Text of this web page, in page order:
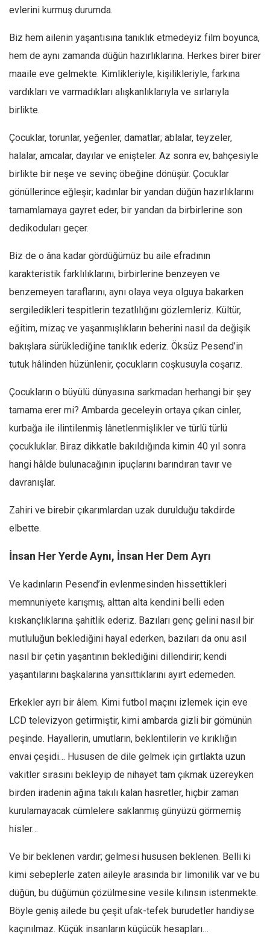
Tüm Sayılar
Kategoriler
Kültür Sanat
Kitap
Ekonomi
Spor
Manzara
Sağlık
Gıda-Beslenme
Türkiye
Siyaset
Dünya
Avrupa
Afrika
Amerika
Tarih
Dosyalar
evlerini kurmuş durumda.
Biz hem ailenin yaşantısına tanıklık etmedeyiz film boyunca,
hem de aynı zamanda düğün hazırlıklarına. Herkes birer birer
maaile eve gelmekte. Kimlikleriyle, kişilikleriyle, farkına
vardıkları ve varmadıkları alışkanlıklarıyla ve sırlarıyla
birlikte.
Çocuklar, torunlar, yeğenler, damatlar; ablalar, teyzeler,
halalar, amcalar, dayılar ve enişteler. Az sonra ev, bahçesiyle
birlikte bir neşe ve sevinç öbeğine dönüşür. Çocuklar
gönüllerince eğleşir; kadınlar bir yandan düğün hazırlıklarını
tamamlamaya gayret eder, bir yandan da birbirlerine son
dedikoduları geçer.
Biz de o âna kadar gördüğümüz bu aile efradının
karakteristik farklılıklarını, birbirlerine benzeyen ve
benzemeyen taraflarını, aynı olaya veya olguya bakarken
sergiledikleri tespitlerin tezatlılığını gözlemleriz. Kültür,
eğitim, mizaç ve yaşanmışlıkların beherini nasıl da değişik
bakışlara sürüklediğine tanıklık ederiz. Öksüz Pesend’in
tutuk hâlinden hüzünlenir, çocukların coşkusuyla coşarız.
Çocukların o büyülü dünyasına sarkmadan herhangi bir şey
tamama erer mi? Ambarda geceleyin ortaya çıkan cinler,
kurbağa ile ilintilenmiş lânetlenmişlikler ve türlü türlü
çocukluklar. Biraz dikkatle bakıldığında kimin 40 yıl sonra
hangi hâlde bulunacağının ipuçlarını barındıran tavır ve
davranışlar.
Zahiri ve birebir çıkarımlardan uzak durulduğu takdirde
elbette.
İnsan Her Yerde Aynı, İnsan Her Dem Ayrı
Ve kadınların Pesend’in evlenmesinden hissettikleri
memnuniyete karışmış, alttan alta kendini belli eden
kıskançlıklarına şahitlik ederiz. Bazıları genç gelini nasıl bir
mutluluğun beklediğini hayal ederken, bazıları da onu asıl
nasıl bir çetin yaşantının beklediğini dillendirir; kendi
yaşantılarını başkalarına yansıttıklarını ayırt edemeden.
Erkekler ayrı bir âlem. Kimi futbol maçını izlemek için eve
LCD televizyon getirmiştir, kimi ambarda gizli bir gömünün
peşinde. Hayallerin, umutların, beklentilerin ve kırıklığın
envai çeşidi… Hususen de dile gelmek için gırtlakta uzun
vakitler sırasını bekleyip de nihayet tam çıkmak üzereyken
birden iradenin ağına takılı kalan hasretler, hiçbir zaman
kurulamayacak cümlelere saklanmış günyüzü görmemiş
hisler…
Ve bir beklenen vardır; gelmesi hususen beklenen. Belli ki
kimi sebeplerle zaten aileyle arasında bir limonilik var ve bu
düğün, bu düğümün çözülmesine vesile kılınsın istenmekte.
Böyle geniş ailede bu çeşit ufak-tefek burudetler handiyse
kaçınılmaz. Küçük insanların küçücük hesapları…